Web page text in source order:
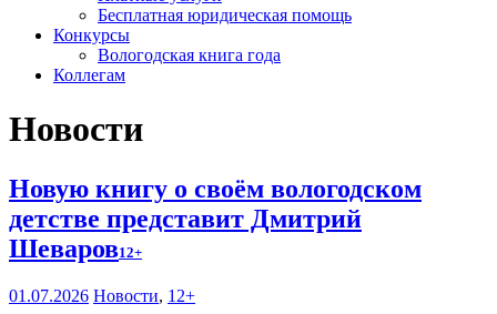
Бесплатная юридическая помощь
Конкурсы
Вологодская книга года
Коллегам
Новости
Новую книгу о своём вологодском
детстве представит Дмитрий
Шеваров12+
01.07.2026 Новости, 12+